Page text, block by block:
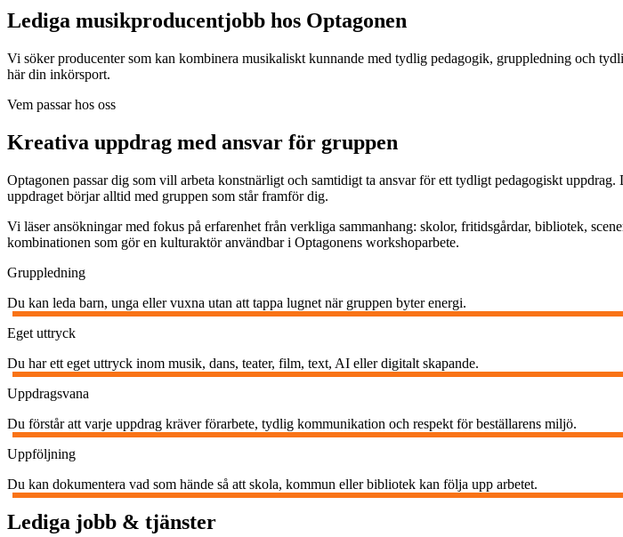
Lediga musikproducentjobb hos Optagonen
Vi söker producenter som kan kombinera musikaliskt kunnande med tydlig pedagogik, gruppledning och
här din inkörsport.
Vem passar hos oss
Kreativa uppdrag med ansvar för gruppen
Optagonen passar dig som vill arbeta konstnärligt och samtidigt ta ansvar för ett tydligt pedagogiskt
uppdraget börjar alltid med gruppen som står framför dig.
Vi läser ansökningar med fokus på erfarenhet från verkliga sammanhang: skolor, fritidsgårdar, bibliotek,
kombinationen som gör en kulturaktör användbar i Optagonens workshoparbete.
Gruppledning
Du kan leda barn, unga eller vuxna utan att tappa lugnet när gruppen byter energi.
Eget uttryck
Du har ett eget uttryck inom musik, dans, teater, film, text, AI eller digitalt skapande.
Uppdragsvana
Du förstår att varje uppdrag kräver förarbete, tydlig kommunikation och respekt för beställarens miljö.
Uppföljning
Du kan dokumentera vad som hände så att skola, kommun eller bibliotek kan följa upp arbetet.
Lediga jobb & tjänster